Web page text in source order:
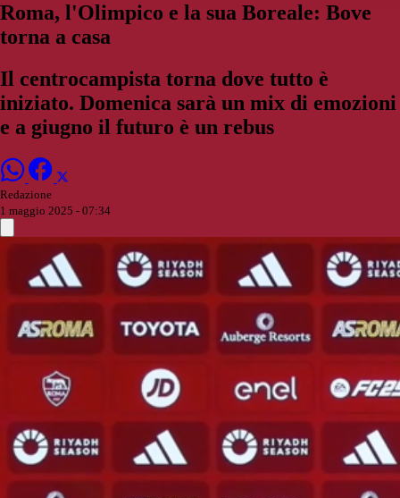
Roma, l'Olimpico e la sua Boreale: Bove
torna a casa
Il centrocampista torna dove tutto è
iniziato. Domenica sarà un mix di emozioni
e a giugno il futuro è un rebus
Redazione
1 maggio 2025 - 07:34